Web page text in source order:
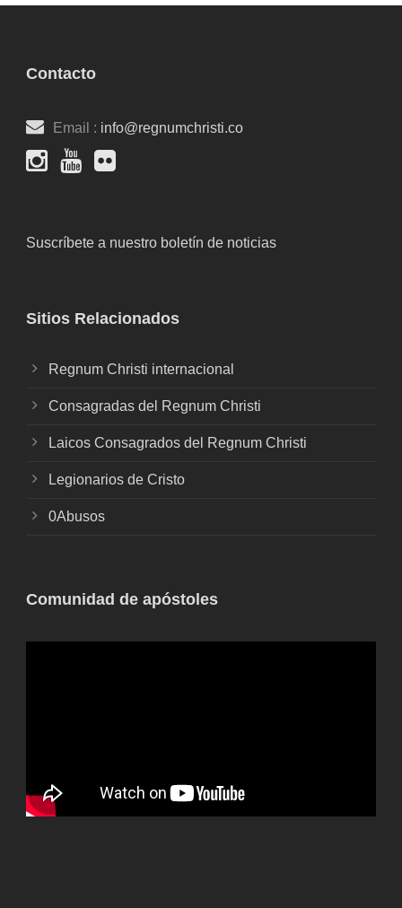
Contacto
Email : info@regnumchristi.co
Suscríbete a nuestro boletín de noticias
Sitios Relacionados
Regnum Christi internacional
Consagradas del Regnum Christi
Laicos Consagrados del Regnum Christi
Legionarios de Cristo
0Abusos
Comunidad de apóstoles